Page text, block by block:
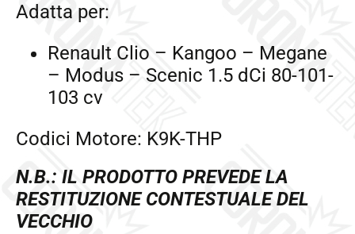
Adatta per:
Renault Clio – Kangoo – Megane
– Modus – Scenic 1.5 dCi 80-101-
103 cv
Codici Motore: K9K-THP
N.B.: IL PRODOTTO PREVEDE LA
RESTITUZIONE CONTESTUALE DEL
VECCHIO